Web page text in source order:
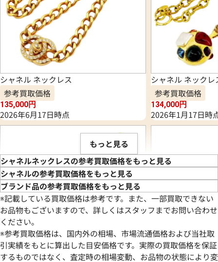
シャネル ネックレス
参考買取価格
135,000円
2026年6月17日時点
シャネル ネックレ
参考買取価格
134,000円
2026年1月17日時
もっと見る
シャネルネックレスの参考買取価格をもっと見る
シャネルの参考買取価格をもっと見る
ブランド品の参考買取価格をもっと見る
※記載している買取価格は参考です。また、一部買取できない
お品物もございますので、詳しくはスタッフまでお問い合わせ
ください。
※参考買取価格は、国内外の相場、市場流通価格および当社取
引実績をもとに算出した目安価格です。実際の買取価格を保証
するものではなく、査定時の相場変動、お品物の状態により変